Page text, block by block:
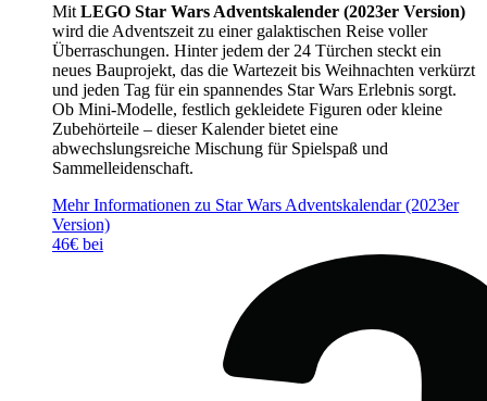
Mit LEGO Star Wars Adventskalender (2023er Version)
wird die Adventszeit zu einer galaktischen Reise voller
Überraschungen. Hinter jedem der 24 Türchen steckt ein
neues Bauprojekt, das die Wartezeit bis Weihnachten verkürzt
und jeden Tag für ein spannendes Star Wars Erlebnis sorgt.
Ob Mini-Modelle, festlich gekleidete Figuren oder kleine
Zubehörteile – dieser Kalender bietet eine
abwechslungsreiche Mischung für Spielspaß und
Sammelleidenschaft.
Mehr Informationen zu Star Wars Adventskalendar (2023er
Version)
46€ bei